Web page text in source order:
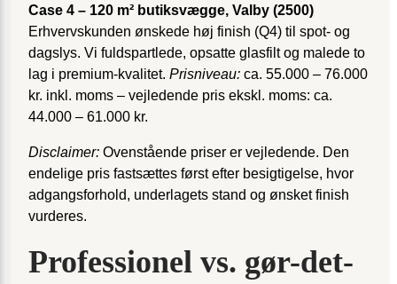
Case 4 – 120 m² butiksvægge, Valby (2500)
Erhvervskunden ønskede høj finish (Q4) til spot- og
dagslys. Vi fuldspartlede, opsatte glasfilt og malede to
lag i premium-kvalitet. Prisniveau: ca. 55.000 – 76.000
kr. inkl. moms – vejledende pris ekskl. moms: ca.
44.000 – 61.000 kr.
Disclaimer: Ovenstående priser er vejledende. Den
endelige pris fastsættes først efter besigtigelse, hvor
adgangsforhold, underlagets stand og ønsket finish
vurderes.
Professionel vs. gør-det-